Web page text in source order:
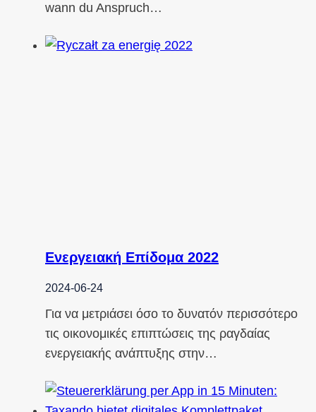
wann du Anspruch…
Ενεργειακή Επίδομα 2022
2024-06-24
Για να μετριάσει όσο το δυνατόν περισσότερο
τις οικονομικές επιπτώσεις της ραγδαίας
ενεργειακής ανάπτυξης στην…